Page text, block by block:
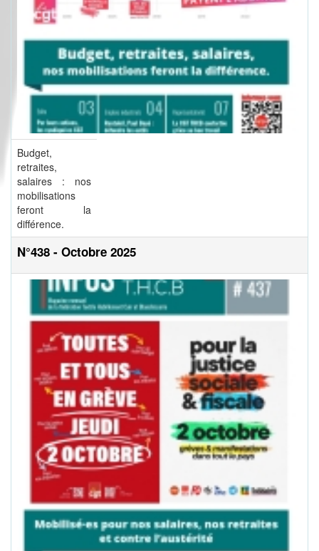
Budget,
retraites,
salaires : nos
mobilisations
feront la
différence.
N°438 - Octobre 2025